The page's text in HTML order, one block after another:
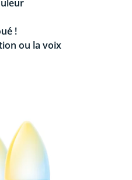
!
ou la voix